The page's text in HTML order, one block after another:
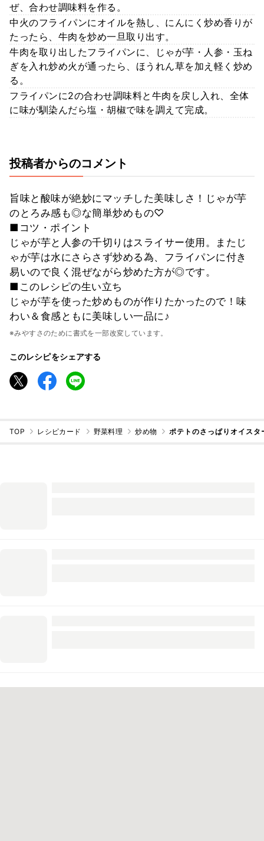
ぜ、合わせ調味料を作る。
中火のフライパンにオイルを熱し、にんにく炒め香りが
たったら、牛肉を炒め一旦取り出す。
牛肉を取り出したフライパンに、じゃが芋・人参・玉ね
ぎを入れ炒め火が通ったら、ほうれん草を加え軽く炒め
る。
フライパンに2の合わせ調味料と牛肉を戻し入れ、全体
に味が馴染んだら塩・胡椒で味を調えて完成。
投稿者からのコメント
旨味と酸味が絶妙にマッチした美味しさ！じゃが芋
のとろみ感も◎な簡単炒めもの♡
■コツ・ポイント
じゃが芋と人参の千切りはスライサー使用。またじ
ゃが芋は水にさらさず炒める為、フライパンに付き
易いので良く混ぜながら炒めた方が◎です。
■このレシピの生い立ち
じゃが芋を使った炒めものが作りたかったので！味
わい＆食感ともに美味しい一品に♪
※みやすさのために書式を一部改変しています。
このレシピをシェアする
TOP レシピカード 野菜料理 炒め物 ポテトのさっぱりオイスタ